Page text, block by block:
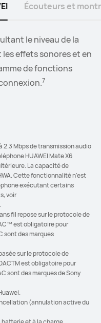
le niveau de la
effets sonores et en
de fonctions
7
et contrôlez la
votre poignet.8
Écouteurs et
2.3 Mbps de transmission audio
HUAWEI Mate X6
La capacité de
Cette fonctionnalité n'est
exécutant certains
voir
.
fil repose sur le protocole de
est obligatoire pour
sont des marques
sur le protocole de
est obligatoire pour
sont des marques de Sony
(annulation active du